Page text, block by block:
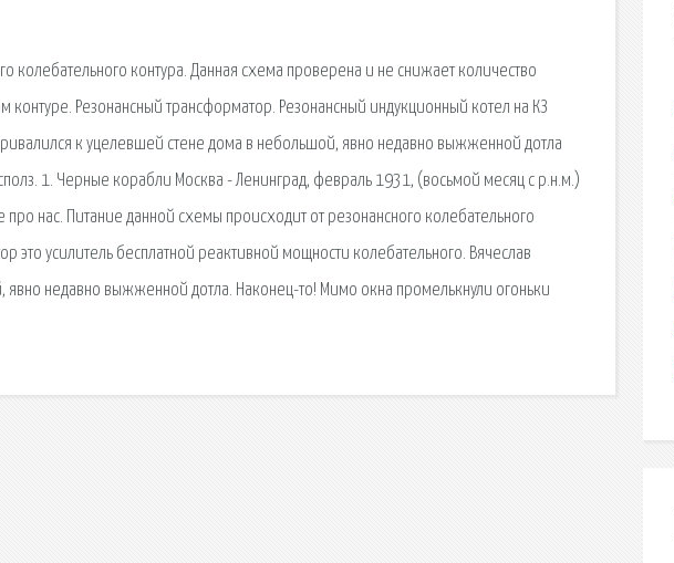
колебательного контура. Данная схема проверена и не снижает количество
контуре. Резонансный трансформатор. Резонансный индукционный котел на КЗ
к уцелевшей стене дома в небольшой, явно недавно выжженной дотла
1. Черные корабли Москва - Ленинград, февраль 1931, (восьмой месяц с р.н.м.)
нас. Питание данной схемы происходит от резонансного колебательного
это усилитель бесплатной реактивной мощности колебательного. Вячеслав
недавно выжженной дотла. Наконец-то! Мимо окна промелькнули огоньки